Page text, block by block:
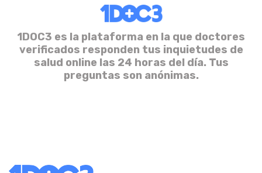
1DOC3 es la plataforma en la que doctores
verificados responden tus inquietudes de
salud online las 24 horas del día. Tus
preguntas son anónimas.